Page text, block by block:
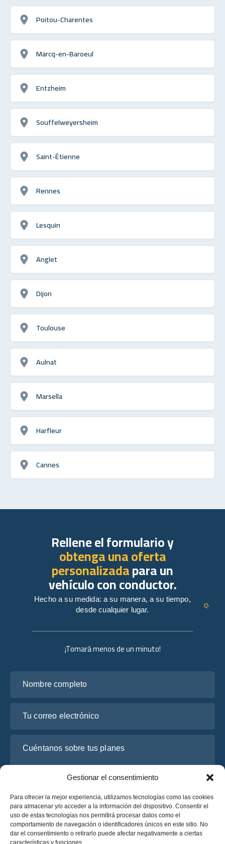
Gestionar el consentimiento
Para ofrecer la mejor experiencia, utilizamos tecnologías como las cookies
para almacenar y/o acceder a la información del dispositivo. Consentir el
uso de estas tecnologías nos permitirá procesar datos como el
comportamiento de navegación o identificadores únicos en este sitio. No
dar el consentimiento o retirarlo puede afectar negativamente a ciertas
características y funciones.
Poitou-Charentes
Marcq-en-Baroeul
Entzheim
Souffelweyersheim
Saint-Étienne
Rennes
Lesquin
Anglet
Dijon
Toulouse
Aulnat
Marsella
Harfleur
Cannes
¡Tomará menos de un minuto!
Rellene el formulario y
obtenga una oferta
personalizadapara un
vehículo con conductor.
Hecho a su medida: a su manera, a su tiempo,
desde cualquier lugar.